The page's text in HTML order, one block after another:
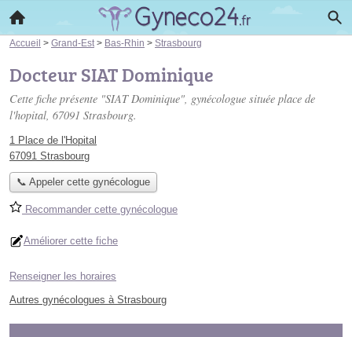
Accueil > Grand-Est > Bas-Rhin > Strasbourg
Docteur SIAT Dominique
Cette fiche présente "SIAT Dominique", gynécologue située place de
l'hopital, 67091 Strasbourg.
1 Place de l'Hopital
67091 Strasbourg
📞 Appeler cette gynécologue
Recommander cette gynécologue
Améliorer cette fiche
Renseigner les horaires
Autres gynécologues à Strasbourg